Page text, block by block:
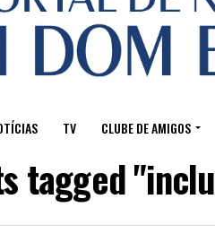
TV CLUBE DE AMIGOS
tagged